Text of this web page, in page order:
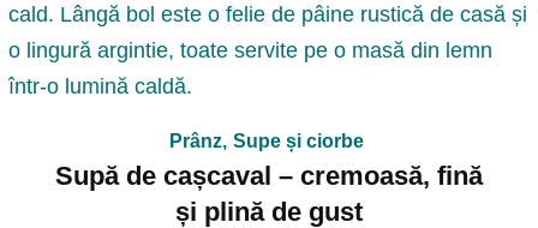
Prânz, Supe și ciorbe
Supă de cașcaval – cremoasă, fină
și plină de gust